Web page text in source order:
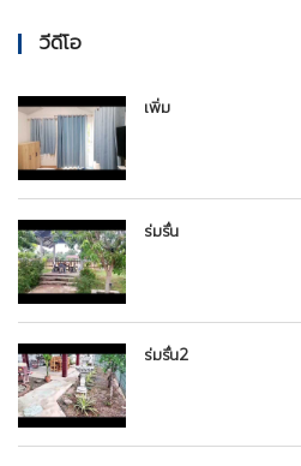
วีดีโอ
เพิ่ม
ร่มรื่น
ร่มรื่น2